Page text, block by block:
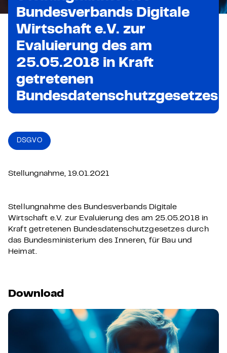
Bundesverbands Digitale
Wirtschaft e.V. zur
Evaluierung des am
25.05.2018 in Kraft
getretenen
Bundesdatenschutzgesetzes
DSGVO
Stellungnahme, 19.01.2021
Stellungnahme des Bundesverbands Digitale
Wirtschaft e.V. zur Evaluierung des am 25.05.2018 in
Kraft getretenen Bundesdatenschutzgesetzes durch
das Bundesministerium des Inneren, für Bau und
Heimat.
Download